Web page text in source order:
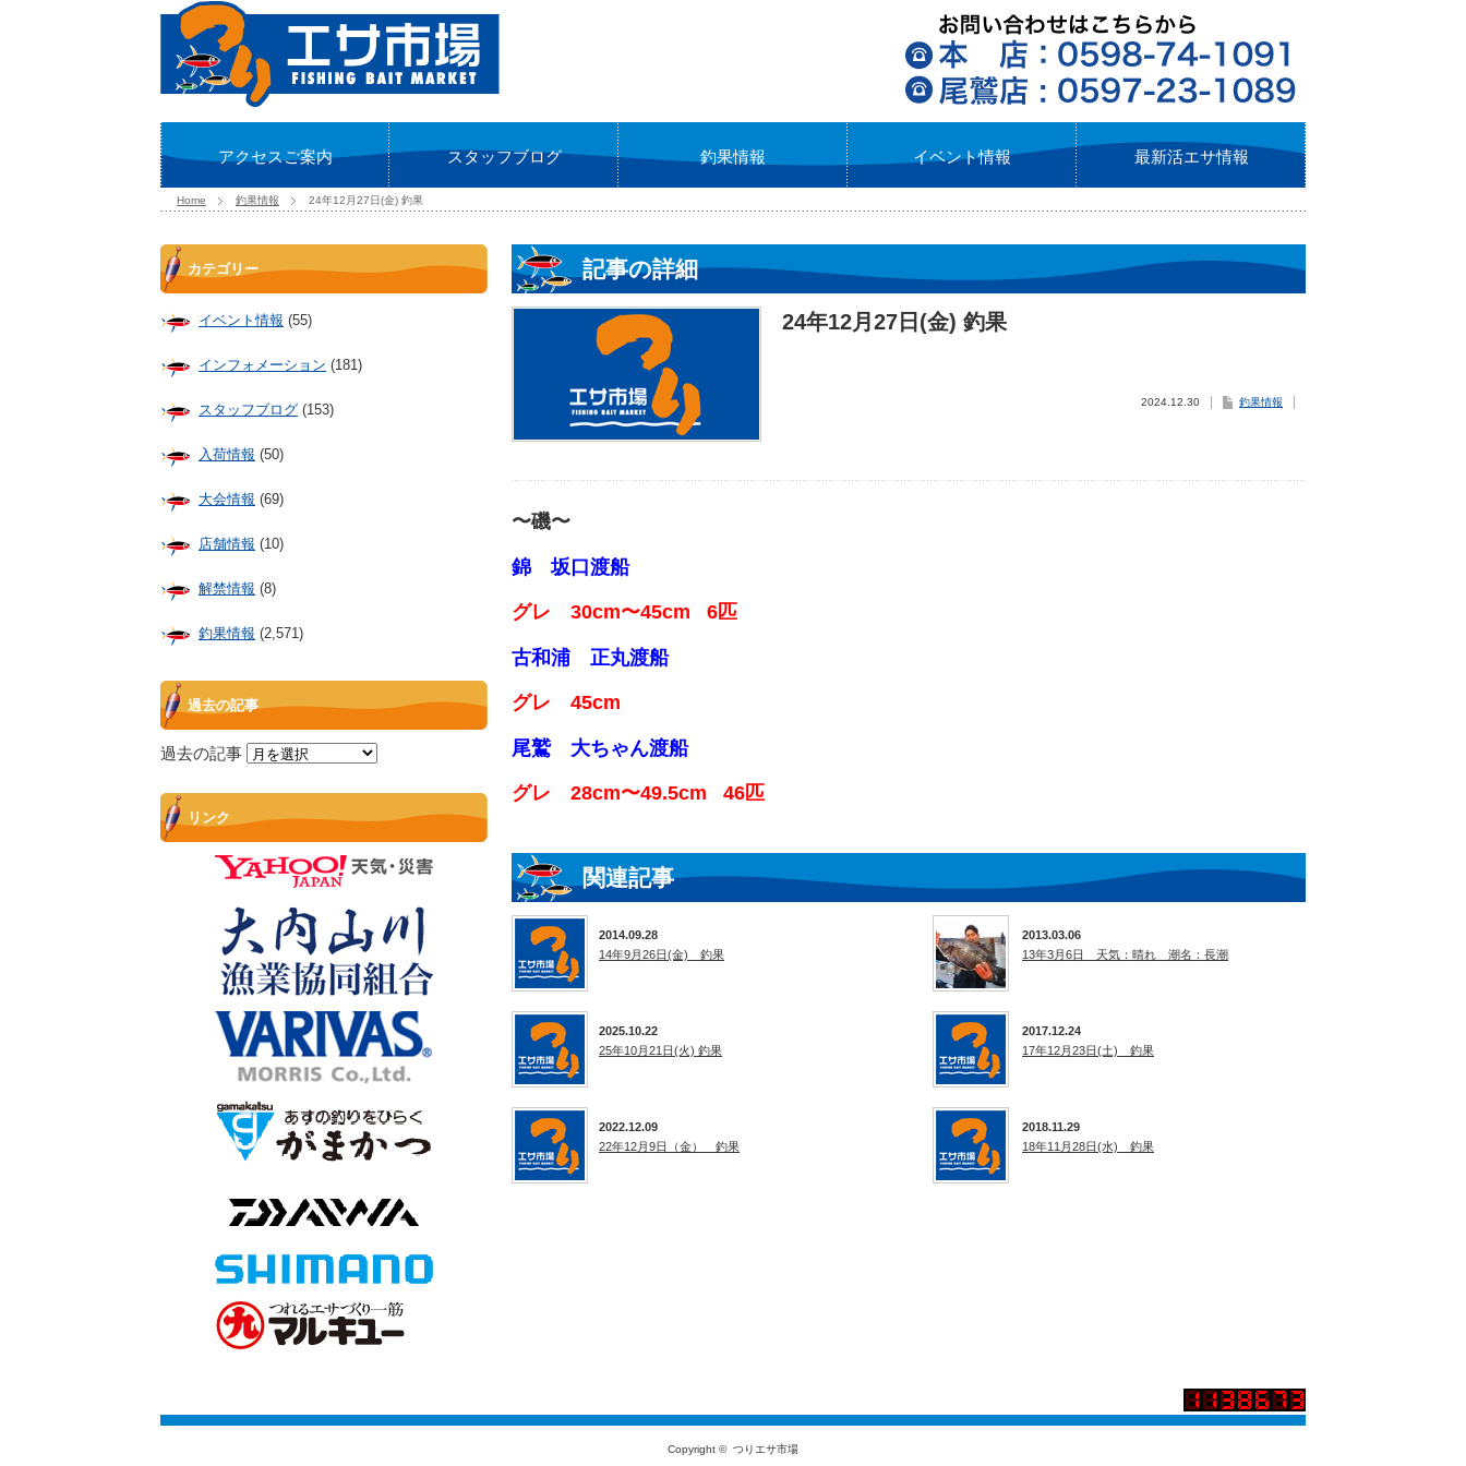
アクセスご案内 スタッフブログ 釣果情報 イベント情報 最新活エサ情報
Home 釣果情報 24年12月27日(金) 釣果
記事の詳細
24年12月27日(金) 釣果
2024.12.30 釣果情報
〜磯〜
錦 坂口渡船
グレ 30cm〜45cm 6匹
古和浦 正丸渡船
グレ 45cm
尾鷲 大ちゃん渡船
グレ 28cm〜49.5cm 46匹
関連記事
2014.09.28
14年9月26日(金) 釣果
2013.03.06
13年3月6日 天気：晴れ 潮名：長潮
2025.10.22
25年10月21日(火) 釣果
2017.12.24
17年12月23日(土) 釣果
2022.12.09
22年12月9日（金） 釣果
2018.11.29
18年11月28日(水) 釣果
カテゴリー
イベント情報 (55)
インフォメーション (181)
スタッフブログ (153)
入荷情報 (50)
大会情報 (69)
店舗情報 (10)
解禁情報 (8)
釣果情報 (2,571)
過去の記事
過去の記事
リンク
Copyright © つりエサ市場